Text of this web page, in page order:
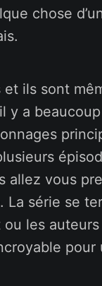
chose
ils sont
y a
allez vous
La série se
les
pour